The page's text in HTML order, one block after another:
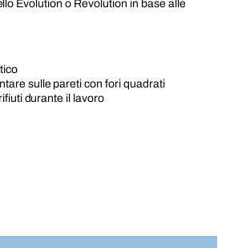
Evolution o Revolution in base alle
sulle pareti con fori quadrati
durante il lavoro